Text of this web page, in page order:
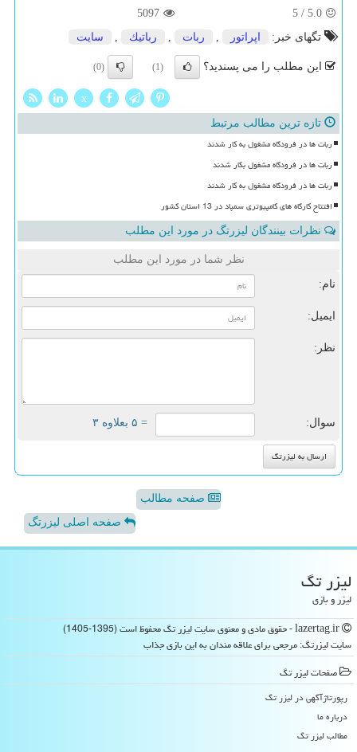
5.0
/
5
5097
تگهای خبر:
اپراتور , ربات , رباتیك , سایت
این مطلب را می پسندید؟ (1)
(0)
x
تازه ترین مطالب مرتبط
ربات ها در فرودگاه مشغول به کار شدند
ربات ها در فرودگاه مشغول بکار شدند
ربات ها در فرودگاه مشغول به کار شدند
افتتاح کارگاه های کامپیوتری سمپاد در 13 استان کشور
نظرات بینندگان لیزرتگ در مورد این مطلب
نظر شما در مورد این مطلب
نام:
ایمیل:
نظر:
سوال: = ۵ بعلاوه ۳
صفحه مطالب
صفحه اصلی لیزرتگ
لیزر تگ
لیزر و بازی
سایت لیزرتگ: مرجعی برای علاقه مندان به این بازی جذاب
صفحات لیزر تگ
رپورتاژآگهی در لیزر تگ
درباره ما
مطالب لیزر تگ